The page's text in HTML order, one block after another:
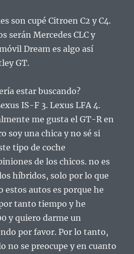
son cupé Citroen C2 y C4.
serán Mercedes CLC y
Dream es algo así
GT.
estar buscando?
IS-F 3. Lexus LFA 4.
me gusta el GT-R en
soy una chica y no sé si
tipo de coche
de los chicos. no es
híbridos, solo por lo que
estos autos es porque he
tanto tiempo y he
y quiero darme un
por favor. Por lo tanto,
no se preocupe y en cuanto